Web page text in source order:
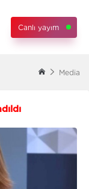
Canlı yayım
Media